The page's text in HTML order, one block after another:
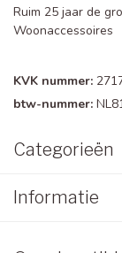
Ruim 25 jaar de
Woonaccessoires
KVK nummer:
btw-nummer:
Categorieën
Informatie